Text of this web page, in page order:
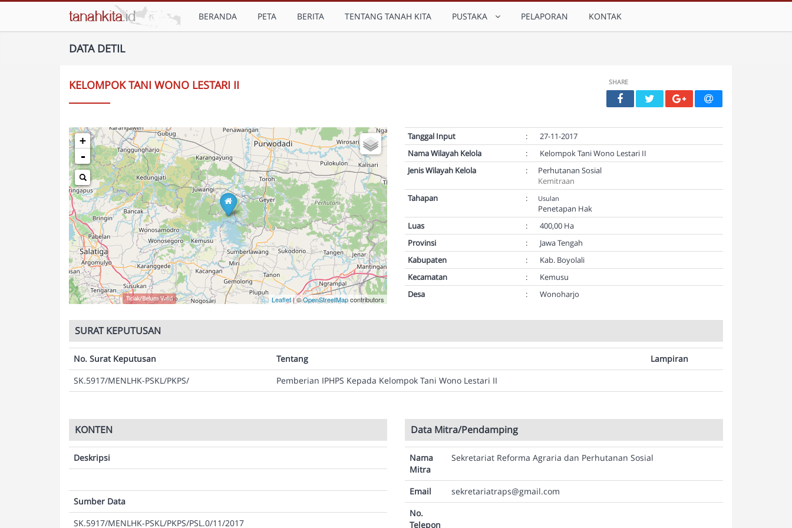
BERANDA PETA BERITA TENTANG TANAH KITA PUSTAKA PELAPORAN KONTAK
DATA DETIL
KELOMPOK TANI WONO LESTARI II SHARE
+
-
Leaflet| ©OpenStreetMapcontributors
Validasi Peta: Tidak/Belum Valid
Tanggal Input :
27-11-2017
Nama Wilayah Kelola
:
Kelompok Tani Wono Lestari II
Jenis Wilayah Kelola
:
Perhutanan Sosial
Kemitraan
Tahapan
: Usulan
Penetapan Hak
Luas
:
400,00 Ha
Provinsi
:
Jawa Tengah
Kabupaten
:
Kab. Boyolali
Kecamatan
:
Kemusu
Desa
: Wonoharjo
SURAT KEPUTUSAN
No. Surat Keputusan Tentang
Lampiran
SK.5917/MENLHK-PSKL/PKPS/
Pemberian IPHPS Kepada Kelompok Tani Wono Lestari II
KONTEN
Deskripsi
Sumber Data
SK.5917/MENLHK-PSKL/PKPS/PSL.0/11/2017
Data Mitra/Pendamping
Nama
Mitra
Sekretariat Reforma Agraria dan Perhutanan Sosial
Email
sekretariatraps@gmail.com
No.
Telepon